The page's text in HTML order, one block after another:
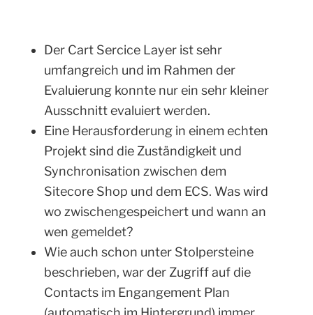
Der Cart Sercice Layer ist sehr
umfangreich und im Rahmen der
Evaluierung konnte nur ein sehr kleiner
Ausschnitt evaluiert werden.
Eine Herausforderung in einem echten
Projekt sind die Zuständigkeit und
Synchronisation zwischen dem
Sitecore Shop und dem ECS. Was wird
wo zwischengespeichert und wann an
wen gemeldet?
Wie auch schon unter Stolpersteine
beschrieben, war der Zugriff auf die
Contacts im Engangement Plan